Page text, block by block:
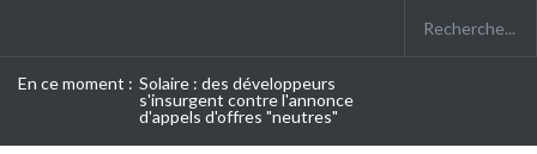
En ce moment : Solaire : des développeurs
s'insurgent contre l'annonce
d'appels d'offres "neutres"